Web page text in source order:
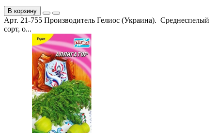
В корзину
Арт. 21-755 Производитель Гелиос (Украина). Среднеспелый
сорт, о...